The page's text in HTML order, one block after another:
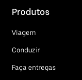
Produtos
Viagem
Conduzir
Faça entregas